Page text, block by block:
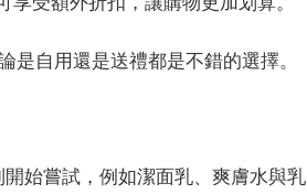
自用還是送禮都是不錯的選擇。
始嘗試，例如潔面乳、爽膚水與乳